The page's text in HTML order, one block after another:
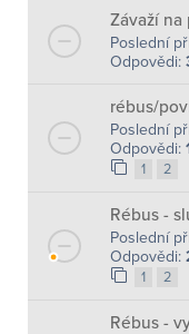
Závaží na
Poslední
Odpovědi:
rébus/
Poslední
Odpovědi:
1 2
Rébus -
Poslední
Odpovědi:
1 2
Rébus -